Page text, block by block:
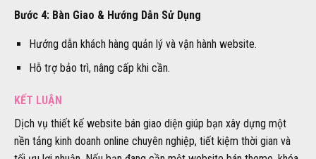
Bước 4: Bàn Giao & Hướng Dẫn Sử Dụng
Hướng dẫn khách hàng quản lý và vận hành website.
Hỗ trợ bảo trì, nâng cấp khi cần.
KẾT LUẬN
Dịch vụ thiết kế website bán giao diện giúp bạn xây dựng một
nền tảng kinh doanh online chuyên nghiệp, tiết kiệm thời gian và